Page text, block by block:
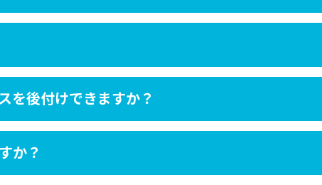
を後付けできますか？
か？